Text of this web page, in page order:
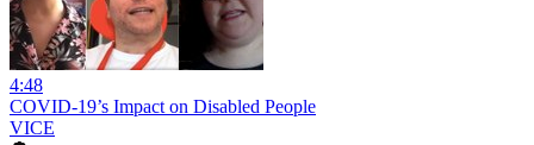
4:48
COVID-19’s Impact on Disabled People
VICE